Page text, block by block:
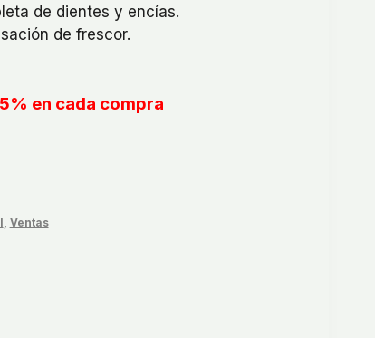
de dientes y encías.
de frescor.
en cada compra
, Ventas